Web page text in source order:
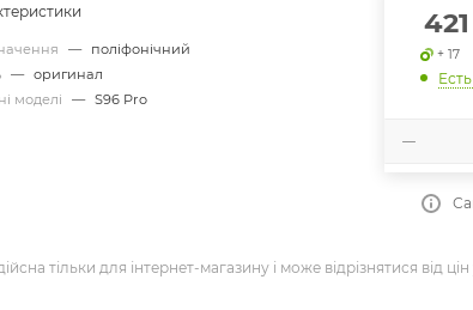
—
поліфонічний
— оригинал
моделі
— S96 Pro
421
+ 17
тільки для інтернет-магазину і може відрізнятися від